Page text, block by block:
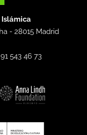
-28015 Madrid
543 46 73